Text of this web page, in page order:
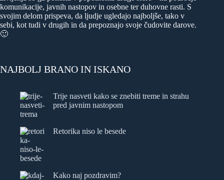
komunikacije, javnih nastopov in osebne ter duhovne rasti. S
svojim delom prispeva, da ljudje ugledajo najboljše, tako v
sebi, kot tudi v drugih in da prepoznajo svoje čudovite darove.
🙂
NAJBOLJ BRANO IN ISKANO
Trije nasveti kako se znebiti treme in strahu
pred javnim nastopom
Retorika niso le besede
Kako naj pozdravim?